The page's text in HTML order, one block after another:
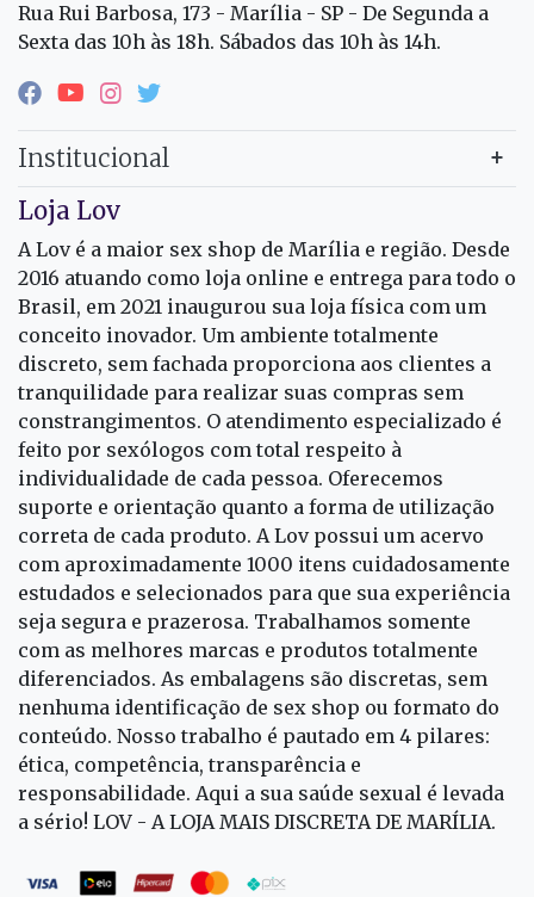
Rua Rui Barbosa, 173 - Marília - SP - De Segunda a
Sexta das 10h às 18h. Sábados das 10h às 14h.
Institucional
Loja Lov
A Lov é a maior sex shop de Marília e região. Desde
2016 atuando como loja online e entrega para todo o
Brasil, em 2021 inaugurou sua loja física com um
conceito inovador. Um ambiente totalmente
discreto, sem fachada proporciona aos clientes a
tranquilidade para realizar suas compras sem
constrangimentos. O atendimento especializado é
feito por sexólogos com total respeito à
individualidade de cada pessoa. Oferecemos
suporte e orientação quanto a forma de utilização
correta de cada produto. A Lov possui um acervo
com aproximadamente 1000 itens cuidadosamente
estudados e selecionados para que sua experiência
seja segura e prazerosa. Trabalhamos somente
com as melhores marcas e produtos totalmente
diferenciados. As embalagens são discretas, sem
nenhuma identificação de sex shop ou formato do
conteúdo. Nosso trabalho é pautado em 4 pilares:
ética, competência, transparência e
responsabilidade. Aqui a sua saúde sexual é levada
a sério! LOV - A LOJA MAIS DISCRETA DE MARÍLIA.